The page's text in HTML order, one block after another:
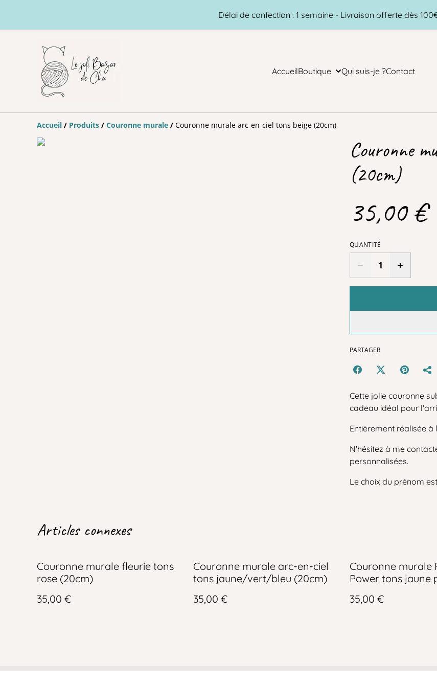
Délai de confection : 1 semaine - Livraison offerte dès
AccueilBoutique Qui suis-je ?Contact
Accueil / Produits / Couronne murale / Couronne murale arc-en-ciel tons beige (20cm)
Couronne
(20cm)
35,00 €
QUANTITÉ
PARTAGER
Cette jolie couronne
cadeau idéal pour
Entièrement réalisée
N'hésitez à me
personnalisées.
Le choix du prénom
Articles connexes
Couronne murale fleurie tons
rose (20cm)
35,00 €
Couronne murale arc-en-ciel
tons jaune/vert/bleu (20cm)
35,00 €
Couronne murale
Power tons jaune
35,00 €